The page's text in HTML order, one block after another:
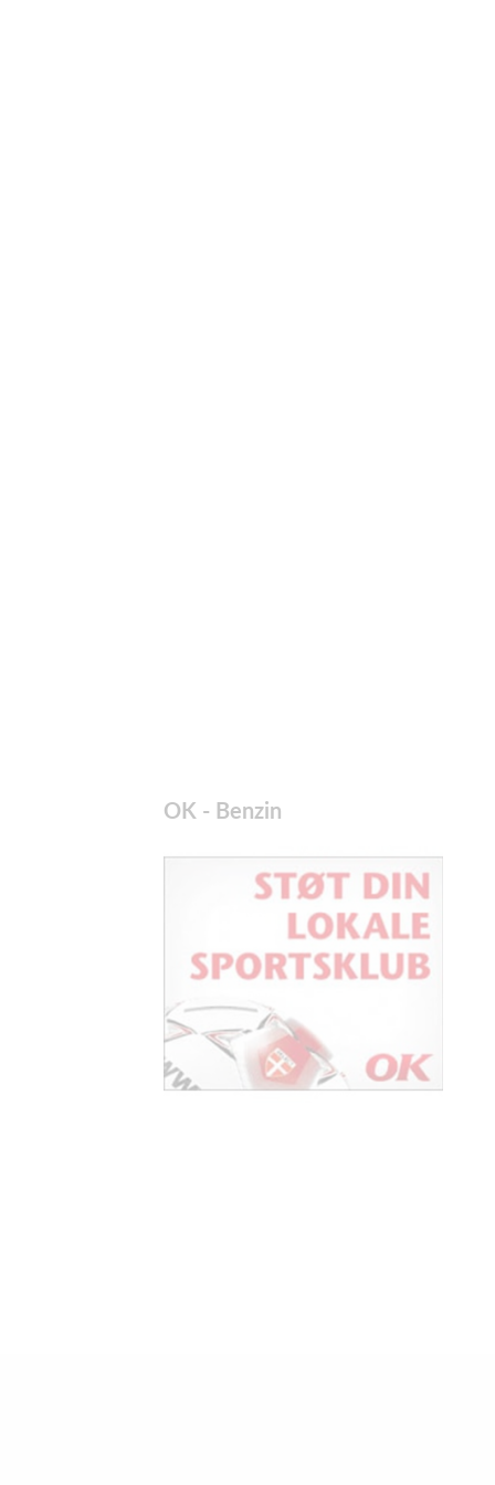
OK - Benzin